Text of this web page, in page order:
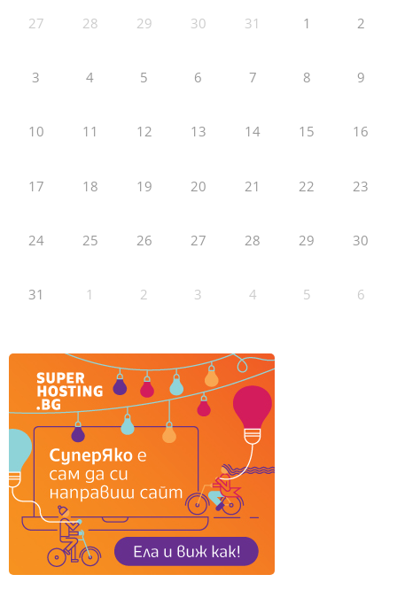
27 28 29 30 31 1 2
3 4 5 6 7 8 9
10 11 12 13 14 15 16
17 18 19 20 21 22 23
24 25 26 27 28 29 30
31 1 2 3 4 5 6